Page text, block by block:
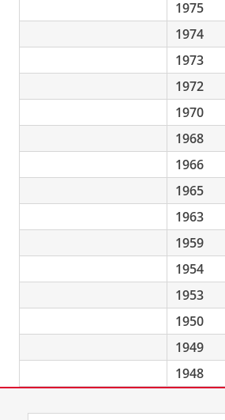
1975
1974
1973
1972
1970
1968
1966
1965
1963
1959
1954
1953
1950
1949
1948
Laatst gewijzigd: 11 mei 2026 16:40